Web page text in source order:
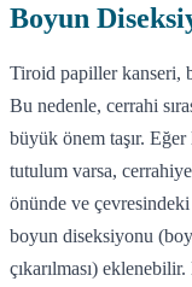
Boyun
Tiroid papiller kanseri,
Bu nedenle, cerrahi
büyük önem taşır.
tutulum varsa,
önünde ve çevresindeki
boyun diseksiyonu
çıkarılması)